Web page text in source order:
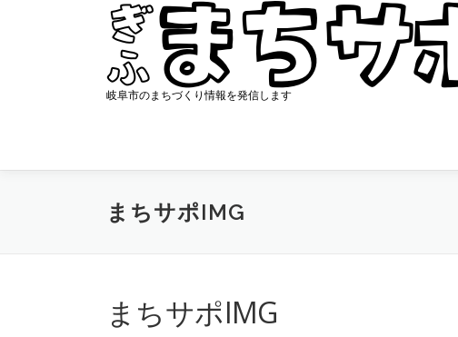
ッ
岐阜市のまちづくり情報を発信します
まちサポIMG
まちサポIMG